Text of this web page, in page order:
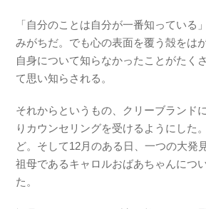
「自分のことは自分が一番知っている
みがちだ。でも心の表面を覆う殻をは
自身について知らなかったことがたく
て思い知らされる。
それからというもの、クリーブランド
りカウンセリングを受けるようにした
ど。そして12月のある日、一つの大発
祖母であるキャロルおばあちゃんにつ
た。